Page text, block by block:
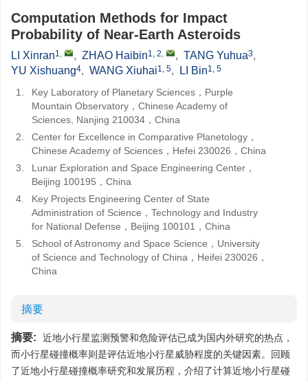
Computation Methods for Impact
Probability of Near-Earth Asteroids
LI Xinran1, , ZHAO Haibin1, 2, , TANG Yuhua3,
YU Xishuang4, WANG Xiuhai1, 5, LI Bin1, 5
1.
Key Laboratory of Planetary Sciences，Purple
Mountain Observatory，Chinese Academy of
Sciences, Nanjing 210034，China
2.
Center for Excellence in Comparative Planetology，
Chinese Academy of Sciences，Hefei 230026，China
3.
Lunar Exploration and Space Engineering Center，
Beijing 100195，China
4.
Key Projects Engineering Center of State
Administration of Science，Technology and Industry
for National Defense，Beijing 100101，China
5.
School of Astronomy and Space Science，University
of Science and Technology of China，Heifei 230026，
China
摘要
摘要:
近地小行星监测预警和危险评估已成为国内外研究的热点，
而小行星碰撞概率则是评估近地小行星威胁程度的关键因素。回顾
了近地小行星碰撞概率研究和发展历程，介绍了计算近地小行星碰